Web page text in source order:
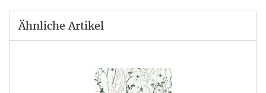
Ähnliche Artikel